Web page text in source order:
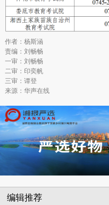
作者：杨斯涵
责编：刘畅畅
一审：刘畅畅
二审：印奕帆
三审：谭登
来源：华声在线
编辑推荐